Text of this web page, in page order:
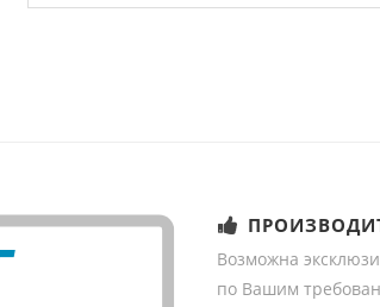
Возможна
по Вашим